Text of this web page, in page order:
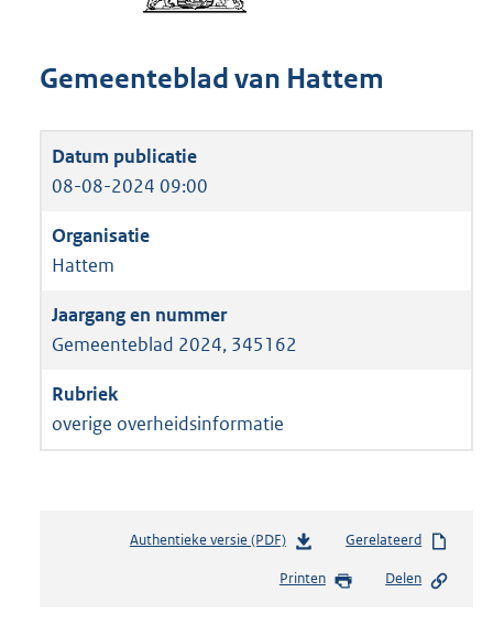
Gemeenteblad van Hattem
08-08-2024 09:00
Hattem
Gemeenteblad 2024, 345162
overige overheidsinformatie
Authentieke versie (PDF)b
s
Gerelateerd
Printen Delen